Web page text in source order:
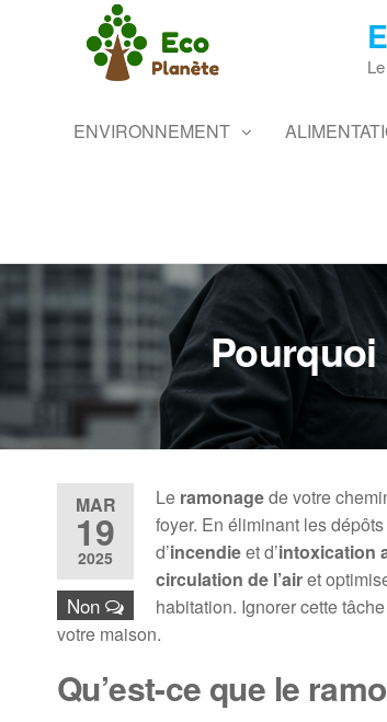
ENVIRONNEMENT
MAR
19
2025
Non
Le ramonagede votre
foyer. En éliminant les
d’incendieet d’intoxication
circulation de l’airet
habitation. Ignorer cette
votre maison.
Qu’est-ce que le